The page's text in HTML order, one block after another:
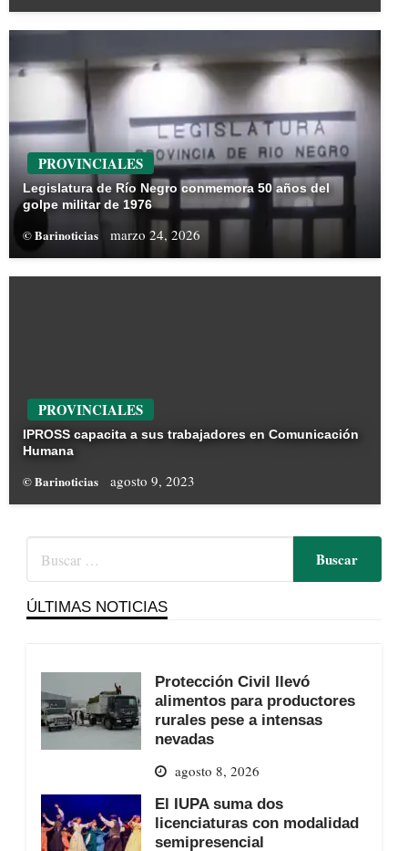
PROVINCIALES
Legislatura de Río Negro conmemora 50 años del
golpe militar de 1976
© Barinoticias marzo 24, 2026
PROVINCIALES
IPROSS capacita a sus trabajadores en Comunicación
Humana
© Barinoticias agosto 9, 2023
ÚLTIMAS NOTICIAS
Protección Civil llevó
alimentos para productores
rurales pese a intensas
nevadas
agosto 8, 2026
El IUPA suma dos
licenciaturas con modalidad
semipresencial